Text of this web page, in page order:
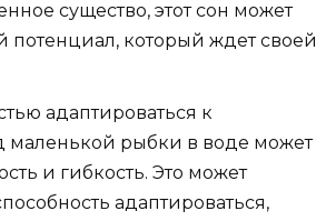
существо, этот сон может
потенциал, который ждет своей
адаптироваться к
рыбки в воде может
и гибкость. Это может
адаптироваться,